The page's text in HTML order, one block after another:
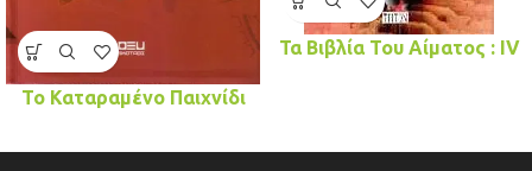
Το Καταραμένο Παιχνίδι
Τα Βιβλία Του Αίματος : IV